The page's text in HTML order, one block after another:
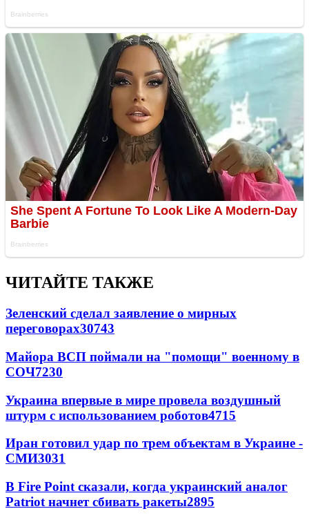
ЧИТАЙТЕ ТАКЖЕ
Зеленский сделал заявление о мирных
переговорах30743
Майора ВСП поймали на "помощи" военному в
СОЧ7230
Украина впервые в мире провела воздушный
штурм с использованием роботов4715
Иран готовил удар по трем объектам в Украине -
СМИ3031
В Fire Point сказали, когда украинский аналог
Patriot начнет сбивать ракеты2895